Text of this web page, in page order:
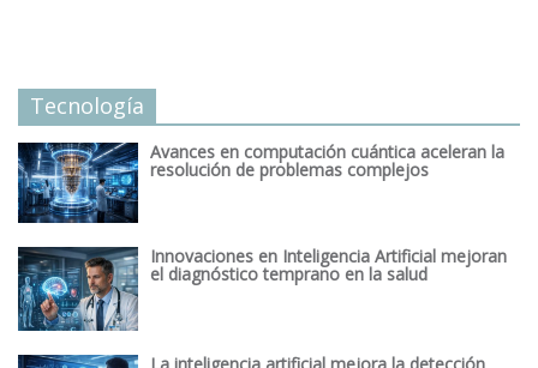
Tecnología
Avances en computación cuántica aceleran la
resolución de problemas complejos
Innovaciones en Inteligencia Artificial mejoran
el diagnóstico temprano en la salud